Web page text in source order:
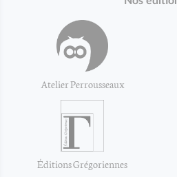
Atelier Perrousseaux
Éditions Grégoriennes